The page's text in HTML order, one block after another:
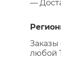
—
Заказы
любой